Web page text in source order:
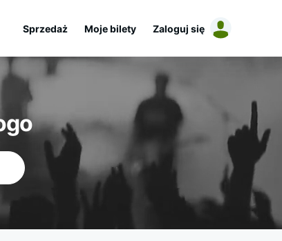
Sprzedaż Moje bilety Zaloguj się